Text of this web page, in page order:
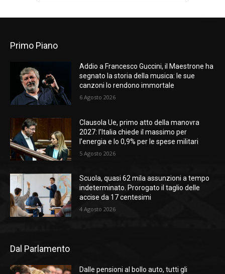
Primo Piano
Addio a Francesco Guccini, il Maestrone ha
segnato la storia della musica: le sue
canzoni lo rendono immortale
6 Agosto 2026
Clausola Ue, primo atto della manovra
2027: l’Italia chiede il massimo per
l’energia e lo 0,9% per le spese militari
5 Agosto 2026
Scuola, quasi 62 mila assunzioni a tempo
indeterminato. Prorogato il taglio delle
accise da 17 centesimi
4 Agosto 2026
Dal Parlamento
Dalle pensioni al bollo auto, tutti gli